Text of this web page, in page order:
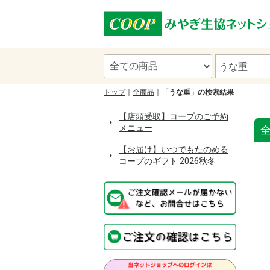
トップ 全商品 「うな重」の検索結果
【店頭受取】コープのご予約
メニュー
【お届け】いつでもたのめる
コープのギフト 2026秋冬